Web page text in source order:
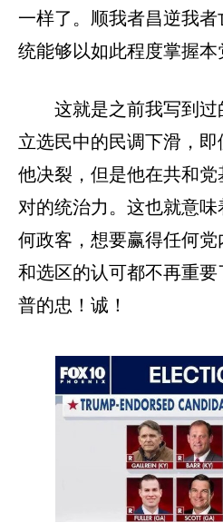
一样了。顺我者昌逆我
统能够以如此程度掌握本
这就是之前我写到
立选民中的民调下滑，
他决裂，但是他在共和
对的统治力。这也就意
何政客，想要赢得任何
和选区的认可都不再重
普的忠！诚！